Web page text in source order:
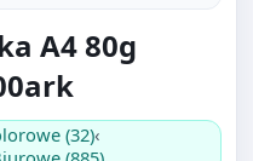
(32)
(885)